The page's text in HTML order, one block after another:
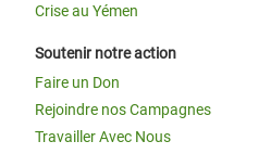
Crise au Yémen
Soutenir notre action
Faire un Don
Rejoindre nos Campagnes
Travailler Avec Nous